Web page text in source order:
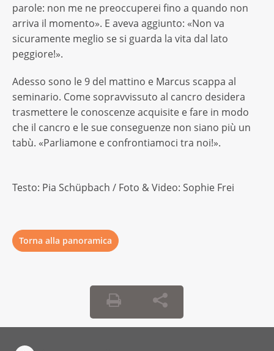
parole: non me ne preoccuperei fino a quando non
arriva il momento». E aveva aggiunto: «Non va
sicuramente meglio se si guarda la vita dal lato
peggiore!».
Adesso sono le 9 del mattino e Marcus scappa al
seminario. Come sopravvissuto al cancro desidera
trasmettere le conoscenze acquisite e fare in modo
che il cancro e le sue conseguenze non siano più un
tabù. «Parliamone e confrontiamoci tra noi!».
Testo: Pia Schüpbach / Foto & Video: Sophie Frei
Torna alla panoramica